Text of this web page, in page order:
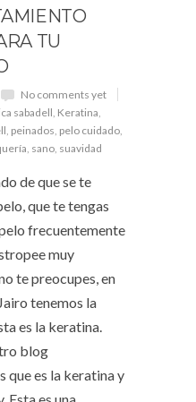
TU
No comments yet
sabadell, Keratina,
, peinados, pelo cuidado,
, sano, suavidad
de que se te
que te tengas
frecuentemente
muy
te preocupes, en
tenemos la
es la keratina.
blog
que es la keratina y